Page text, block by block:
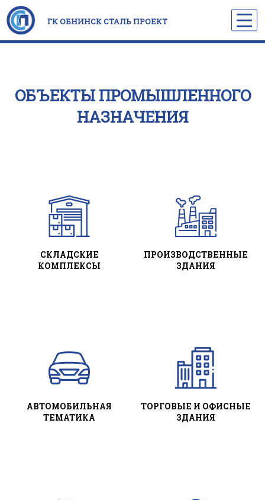
ГК ОБНИНСК СТАЛЬ ПРОЕКТ
ОБЪЕКТЫ ПРОМЫШЛЕННОГО
НАЗНАЧЕНИЯ
СКЛАДСКИЕ
КОМПЛЕКСЫ
ПРОИЗВОДСТВЕННЫЕ
ЗДАНИЯ
АВТОМОБИЛЬНАЯ
ТЕМАТИКА
ТОРГОВЫЕ И ОФИСНЫЕ
ЗДАНИЯ